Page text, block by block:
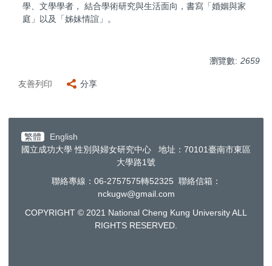
學、文學學者， 結合學術研究與生活面向，書寫「婚姻與家
庭」以及「姊妹情誼」。
瀏覽數: 2659
友善列印 分享
繁體
English
國立成功大學 性別與婦女研究中心 地址：70101臺南市東區
大學路1號
聯絡專線：06-2757575轉52325 聯絡信箱：
nckugw@gmail.com
COPYRIGHT © 2021 National Cheng Kung University ALL
RIGHTS RESERVED.